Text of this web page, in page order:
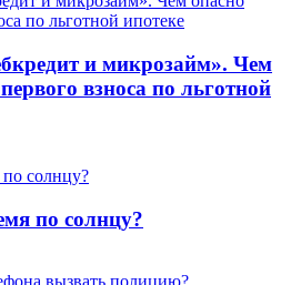
и микрозайм». Чем
взноса по льготной
по солнцу?